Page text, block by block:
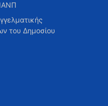
του Δημοσίου